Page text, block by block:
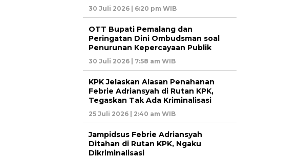
30 Juli 2026 | 6:20 pm WIB
OTT Bupati Pemalang dan
Peringatan Dini Ombudsman soal
Penurunan Kepercayaan Publik
30 Juli 2026 | 7:58 am WIB
KPK Jelaskan Alasan Penahanan
Febrie Adriansyah di Rutan KPK,
Tegaskan Tak Ada Kriminalisasi
25 Juli 2026 | 2:40 am WIB
Jampidsus Febrie Adriansyah
Ditahan di Rutan KPK, Ngaku
Dikriminalisasi